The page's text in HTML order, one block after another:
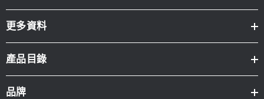
更多資料
產品目錄
品牌